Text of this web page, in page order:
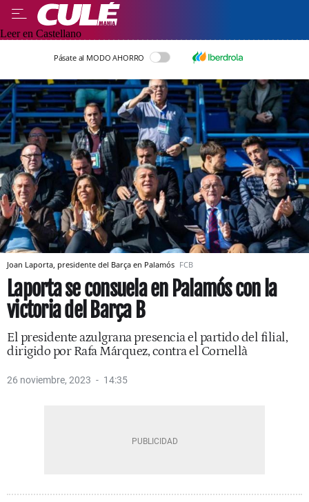
Leer en Castellano
Pásate al MODO AHORRO
Joan Laporta, presidente del Barça en Palamós FCB
Laporta se consuela en Palamós con la
victoria del Barça B
El presidente azulgrana presencia el partido del filial,
dirigido por Rafa Márquez, contra el Cornellà
26 noviembre, 2023 14:35